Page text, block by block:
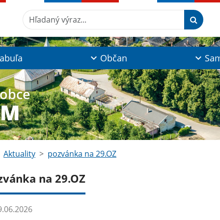
Hľadaný výraz...
Občan
Aktuality pozvánka na 29.OZ
na 29.OZ